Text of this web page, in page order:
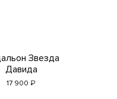
Давида
17 900 ₽